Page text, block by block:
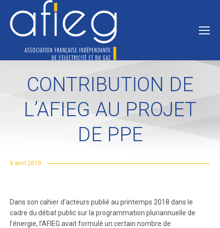
CONTRIBUTION DE
L’AFIEG AU PROJET
DE PPE
9 avril 2019
Dans son cahier d’acteurs publié au printemps 2018 dans le
cadre du débat public sur la programmation pluriannuelle de
l’énergie, l’AFIEG avait formulé un certain nombre de